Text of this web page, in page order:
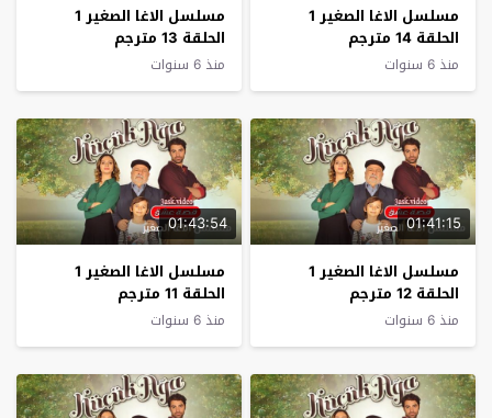
مسلسل الاغا الصغير 1
الحلقة 14 مترجم
منذ 6 سنوات
مسلسل الاغا الصغير 1
الحلقة 13 مترجم
منذ 6 سنوات
01:41:15
مسلسل الاغا الصغير 1
الحلقة 12 مترجم
منذ 6 سنوات
01:43:54
مسلسل الاغا الصغير 1
الحلقة 11 مترجم
منذ 6 سنوات